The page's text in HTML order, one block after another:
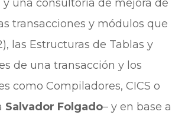
una consultoría de mejora de
transacciones y módulos que
las Estructuras de Tablas y
de una transacción y los
como Compiladores, CICS o
Salvador Folgado– y en base a